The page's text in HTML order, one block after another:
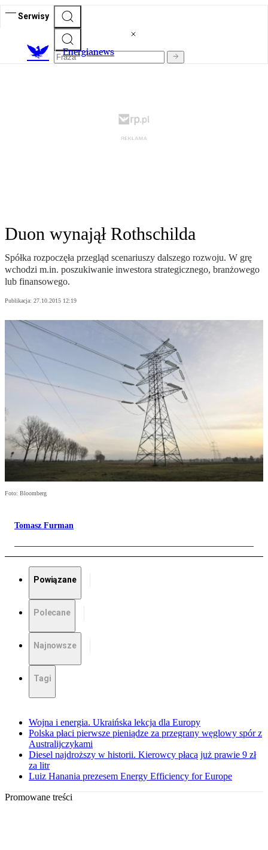
Serwisy
Energianews
Duon wynajął Rothschilda
Spółka rozpoczęła przegląd scenariuszy dalszego rozwoju. W grę
wchodzi m.in. poszukiwanie inwestora strategicznego, branżowego
lub finansowego.
Publikacja: 27.10.2015 12:19
Foto: Bloomberg
Tomasz Furman
Powiązane
Polecane
Najnowsze
Tagi
Wojna i energia. Ukraińska lekcja dla Europy
Polska płaci pierwsze pieniądze za przegrany węglowy spór z
Australijczykami
Diesel najdroższy w historii. Kierowcy płacą już prawie 9 zł
za litr
Luiz Hanania prezesem Energy Efficiency for Europe
Promowane treści